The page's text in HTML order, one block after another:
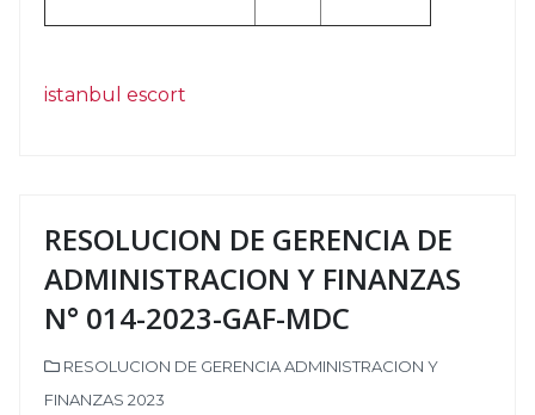
istanbul escort
RESOLUCION DE GERENCIA DE
ADMINISTRACION Y FINANZAS
N° 014-2023-GAF-MDC
RESOLUCION DE GERENCIA ADMINISTRACION Y
FINANZAS 2023